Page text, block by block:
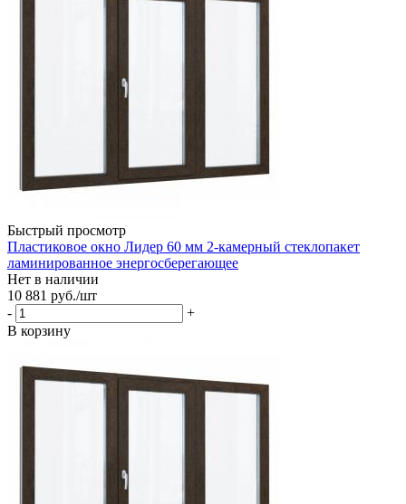
Быстрый просмотр
Пластиковое окно Лидер 60 мм 2-камерный стеклопакет
ламинированное энергосберегающее
Нет в наличии
10 881 руб./шт
-
+
В корзину